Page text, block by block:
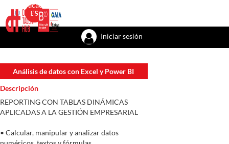
EU ES
Talent academy
Iniciar sesión
Análisis de datos con Excel y Power BI
Descripción
REPORTING CON TABLAS DINÁMICAS
APLICADAS A LA GESTIÓN EMPRESARIAL
• Calcular, manipular y analizar datos